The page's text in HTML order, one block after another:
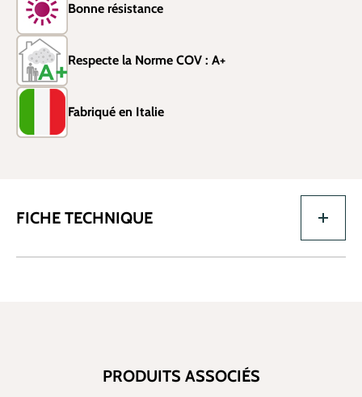
Bonne résistance
Respecte la Norme COV : A+
Fabriqué en Italie
FICHE TECHNIQUE
PRODUITS ASSOCIÉS